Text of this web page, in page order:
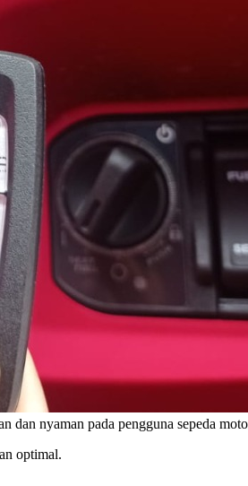
dan nyaman pada pengguna sepeda
optimal.